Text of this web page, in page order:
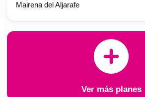
Mairena del Aljarafe
Ver más planes